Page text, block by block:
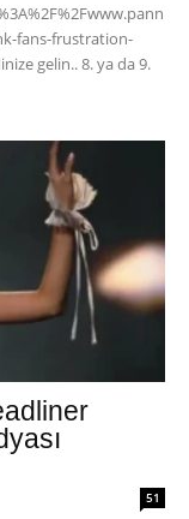
fans-frustration-
gelin.. 8. ya da 9.
51